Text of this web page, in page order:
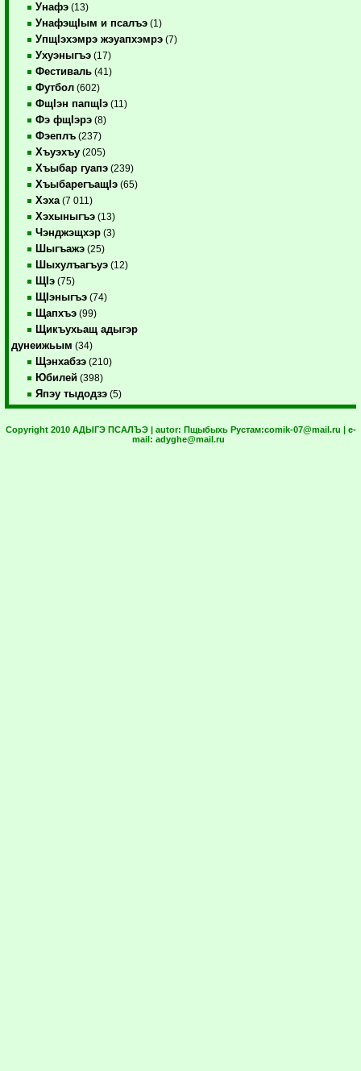
Унафэ (13)
УнафэщIым и псалъэ (1)
УпщIэхэмрэ жэуапхэмрэ (7)
Ухуэныгъэ (17)
Фестиваль (41)
Футбол (602)
ФщIэн папщIэ (11)
Фэ фщIэрэ (8)
Фэеплъ (237)
Хъуэхъу (205)
Хъыбар гуапэ (239)
ХъыбарегъащIэ (65)
Хэха (7 011)
Хэхыныгъэ (13)
Чэнджэщхэр (3)
Шыгъажэ (25)
Шыхулъагъуэ (12)
ЩIэ (75)
ЩIэныгъэ (74)
Щапхъэ (99)
Щикъухьащ адыгэр
дунеижьым (34)
Щэнхабзэ (210)
Юбилей (398)
Япэу тыдодзэ (5)
Copyright 2010 АДЫГЭ ПСАЛЪЭ | autor: Пщыбыхь Рустам:comik-07@mail.ru | e-
mail: adyghe@mail.ru